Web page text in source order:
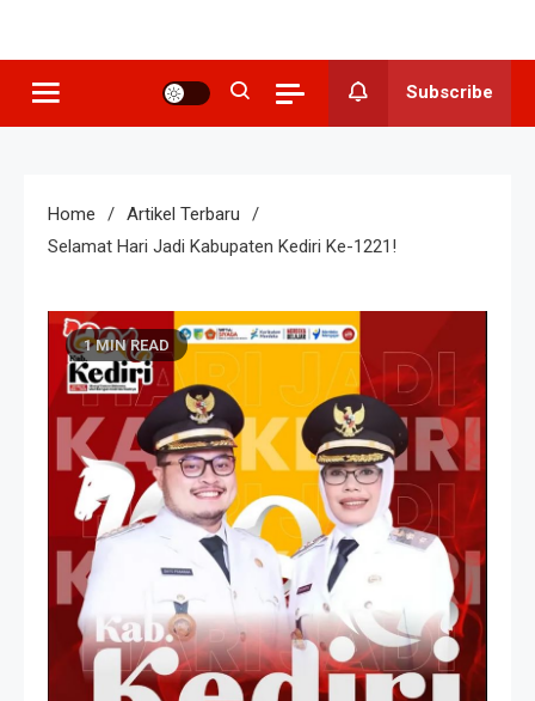
SMP N 3
Grogol
Subscribe
Home
Artikel Terbaru
Selamat Hari Jadi Kabupaten Kediri Ke-1221!
1 MIN READ